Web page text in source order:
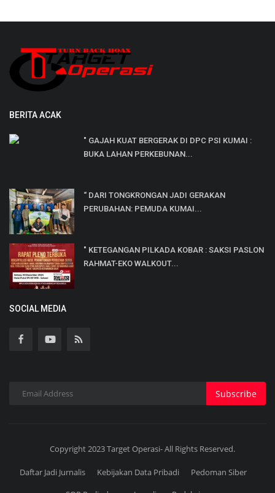
BERITA ACAK
" GAJAH KUAT BERGERAK DI DPC PSI KUMAI :
BUKA LAHAN PERKEBUNAN...
“ DARI TONGKRONGAN JADI GERAKAN
PERUBAHAN: PEMUDA KUMAI...
" KETEGANGAN PILKADA KOBAR : SAKSI PASLON
RAHMAT-EKO WALKOUT...
SOCIAL MEDIA
Subscribe
Copyright 2023 Target Operasi- All Rights Reserved.
Daftar Jadi Jurnalis Kebijakan Data Pribadi
Pedoman Siber